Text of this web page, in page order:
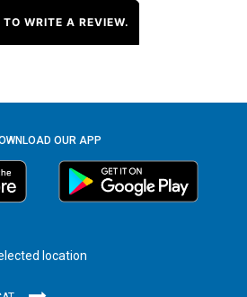
TO WRITE A REVIEW.
OUR APP
location